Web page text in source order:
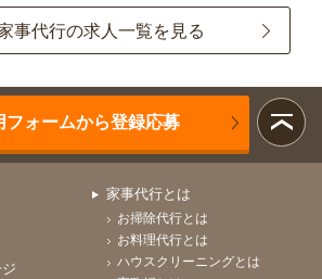
事代行の求人一覧を見る
フォームから登録応募
家事代行とは
お掃除代行とは
お料理代行とは
ハウスクリーニングとは